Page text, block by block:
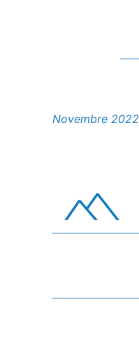
Novembre 2022